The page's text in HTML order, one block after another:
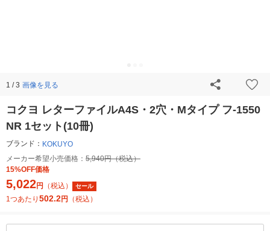
1 / 3 画像を見る
コクヨ レターファイルA4S・2穴・Mタイプ フ-1550
NR 1セット(10冊)
ブランド： KOKUYO
メーカー希望小売価格： 5,940円（税込）
15%OFF価格
5,022円 （税込） セール
1つあたり 502.2円 （税込）